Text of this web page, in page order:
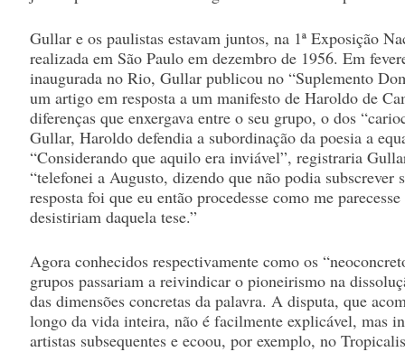
Gullar e os paulistas estavam juntos, na 1ª Exposição
realizada em São Paulo em dezembro de 1956. Em
inaugurada no Rio, Gullar publicou no “Suplemento
um artigo em resposta a um manifesto de Haroldo de
diferenças que enxergava entre o seu grupo, o dos
Gullar, Haroldo defendia a subordinação da poesia a
“Considerando que aquilo era inviável”, registraria
“telefonei a Augusto, dizendo que não podia subscrever
resposta foi que eu então procedesse como me
desistiriam daquela tese.”
Agora conhecidos respectivamente como os
grupos passariam a reivindicar o pioneirismo na
das dimensões concretas da palavra. A disputa, que
longo da vida inteira, não é facilmente explicável, mas
artistas subsequentes e ecoou, por exemplo, no